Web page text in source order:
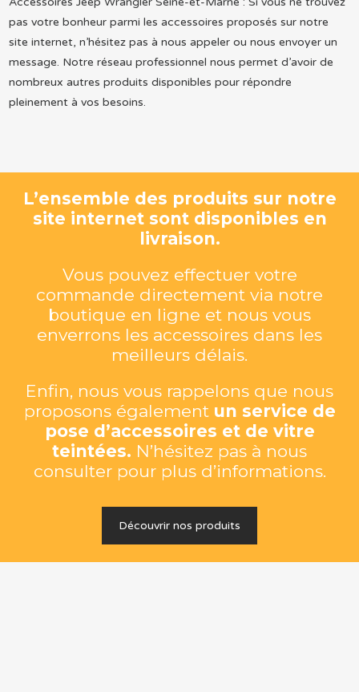
pas votre bonheur parmi les accessoires proposés sur notre
site internet, n’hésitez pas à nous appeler ou nous envoyer un
message. Notre réseau professionnel nous permet d’avoir de
nombreux autres produits disponibles pour répondre
pleinement à vos besoins.
L’ensemble des produits sur notre
site internet sont disponibles en
livraison.
Vous pouvez effectuer votre
commande directement via notre
boutique en ligne et nous vous
enverrons les accessoires dans les
meilleurs délais.
Enfin, nous vous rappelons que nous
proposons également un service de
pose d’accessoires et de vitre
teintées. N’hésitez pas à nous
consulter pour plus d’informations.
Découvrir nos produits